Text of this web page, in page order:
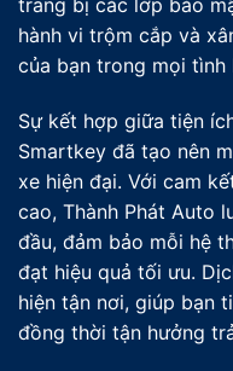
trang bị các lớp bảo
hành vi trộm cắp và
của bạn trong mọi tình
Sự kết hợp giữa tiện
Smartkey đã tạo nên
xe hiện đại. Với cam
cao, Thành Phát Auto
đầu, đảm bảo mỗi hệ
đạt hiệu quả tối ưu.
hiện tận nơi, giúp bạn
đồng thời tận hưởng